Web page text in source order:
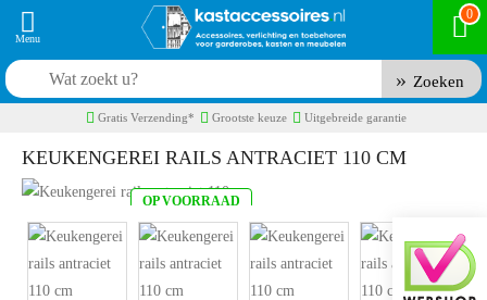
0
Zoeken
Gratis Verzending* Grootste keuze Uitgebreide garantie
KEUKENGEREI RAILS ANTRACIET 110 CM
OP VOORRAAD